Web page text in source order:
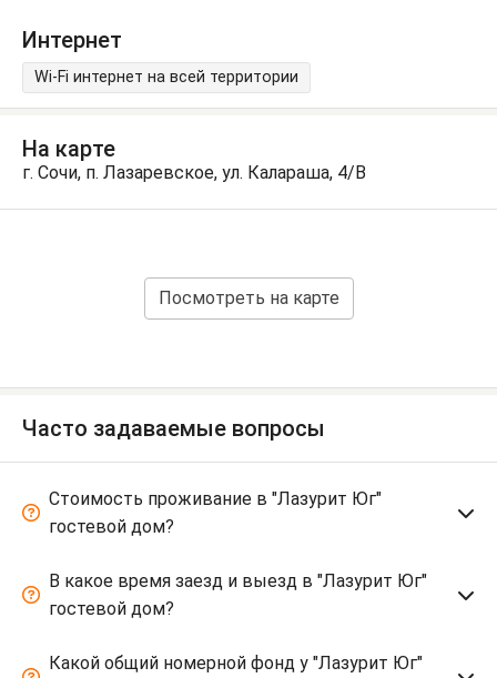
Интернет
Wi-Fi интернет на всей территории
На карте
г. Сочи, п. Лазаревское, ул. Калараша, 4/В
Посмотреть на карте
Часто задаваемые вопросы
Стоимость проживание в "Лазурит Юг"
гостевой дом?
В какое время заезд и выезд в "Лазурит Юг"
гостевой дом?
Какой общий номерной фонд у "Лазурит Юг"